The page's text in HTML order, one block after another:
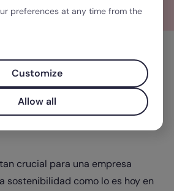
crucial para una empresa
sostenibilidad como lo es hoy en
preferences at any time from the
Customize
Allow all